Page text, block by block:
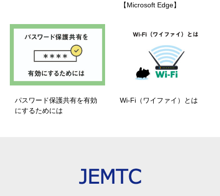
【Microsoft Edge】
パスワード保護共有を有効
にするためには
Wi-Fi（ワイファイ）とは